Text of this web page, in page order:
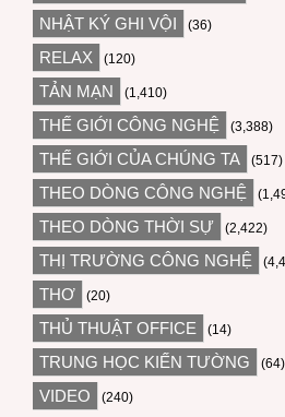
NHẬT KÝ GHI VỘI (36)
RELAX (120)
TẢN MẠN (1,410)
THẾ GIỚI CÔNG NGHỆ (3,388)
THẾ GIỚI CỦA CHÚNG TA (517)
THEO DÒNG CÔNG NGHỆ
THEO DÒNG THỜI SỰ (2,422)
THỊ TRƯỜNG CÔNG NGHỆ
THƠ (20)
THỦ THUẬT OFFICE (14)
TRUNG HỌC KIẾN TƯỜNG (64)
VIDEO (240)